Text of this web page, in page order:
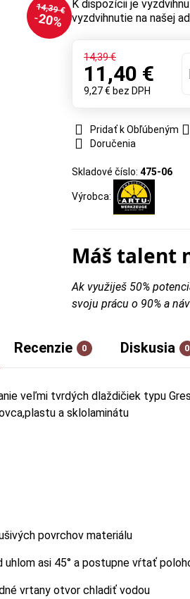
14,39 €
20%
vyzdvihnutie na našej
14,39 €
11,40 €
9,27 € bez DPH
Pridať k Obľúbeným
Doručenia
Skladové číslo:475-06
Výrobca:
Máš talent
Ak využiješ 50%
svoju prácu o 90% a
Recenzie 0 Diskusia 0
veľmi tvrdých dlaždičiek typu
a sklolaminátu
povrchov materiálu
asi 45° a postupne vŕtať
vrtany otvor chladiť vodou